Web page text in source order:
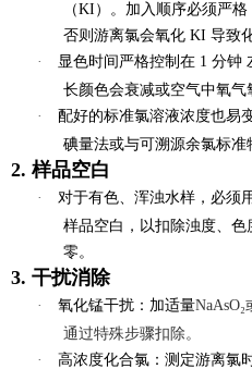
（KI）。加入顺序必须严
否则游离氯会氧化 KI 导致
·
显色时间严格控制在 1 分钟
长颜色会衰减或空气中氧气
·
配好的标准氯溶液浓度也易
碘量法或与可溯源余氯标准
2. 样品空白
· 对于有色、浑浊水样，必须
样品空白 ，以扣除浊度、
零。
3. 干扰消除
· 氧化锰干扰 ：加适量
通过特殊步骤扣除。
·
高浓度化合氯 ：测定游离氯